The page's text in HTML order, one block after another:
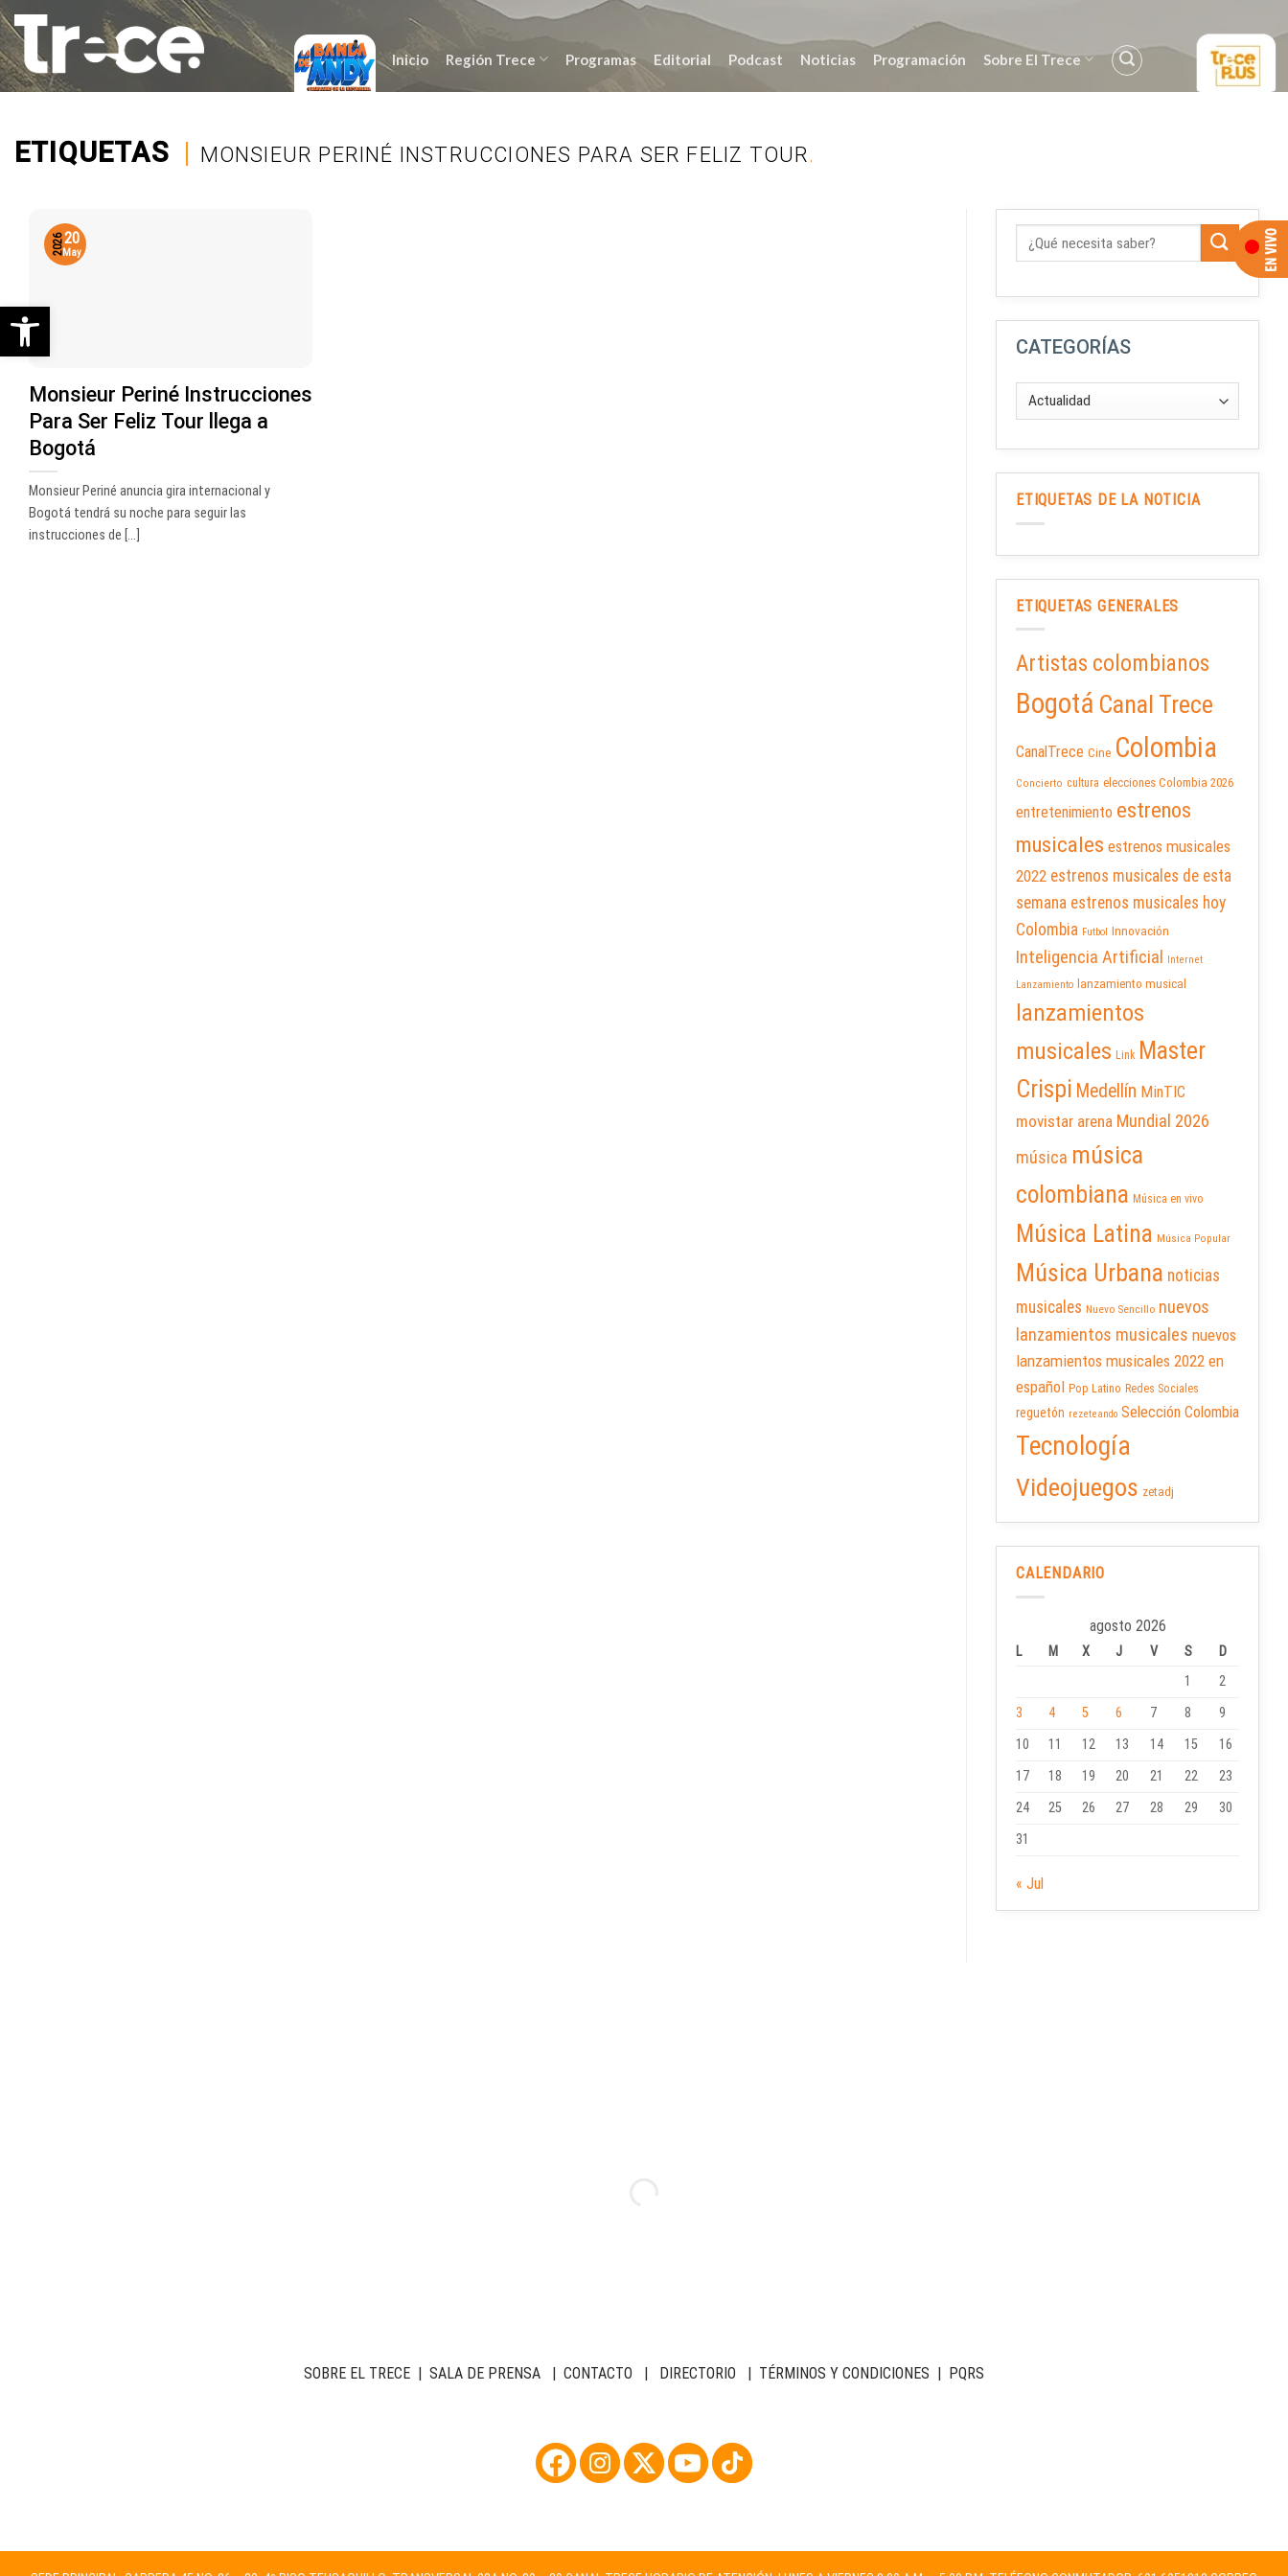
Saltar
al
contenido
Inicio Región Trece Programas Editorial Podcast Noticias Programación Sobre El Trece
ETIQUETAS | MONSIEUR PERINÉ INSTRUCCIONES PARA SER FELIZ TOUR.
Monsieur Periné Instrucciones
Para Ser Feliz Tour llega a
Bogotá
Monsieur Periné anuncia gira internacional y
Bogotá tendrá su noche para seguir las
instrucciones de [...]
20
May
2026
CATEGORÍAS
ETIQUETAS DE LA NOTICIA
ETIQUETAS GENERALES
Artistas colombianos
Bogotá Canal Trece
CanalTrece Cine Colombia
Concierto cultura elecciones Colombia 2026
entretenimiento estrenos
musicales estrenos musicales
2022 estrenos musicales de esta
semana estrenos musicales hoy
Colombia Futbol Innovación
Inteligencia Artificial
Internet
Lanzamiento
lanzamiento musical
lanzamientos
musicales Link Master
Crispi Medellín MinTIC
movistar arena Mundial 2026
música música
colombiana Música en vivo
Música Latina Música Popular
Música Urbana noticias
musicales Nuevo Sencillo nuevos
lanzamientos musicales nuevos
lanzamientos musicales 2022 en
español Pop Latino Redes Sociales
reguetón rezeteando Selección Colombia
Tecnología
Videojuegos zetadj
CALENDARIO
agosto 2026
L M X J V S
D
1
2
3
4 5 6 7 8
9
10
11 12 13 14 15
16
17
18 19 20 21 22
23
24
25 26 27 28 29
30
31
« Jul
SOBRE EL TRECE | SALA DE PRENSA | CONTACTO | DIRECTORIO | TÉRMINOS Y CONDICIONES | PQRS
Abrir barra de herramientas